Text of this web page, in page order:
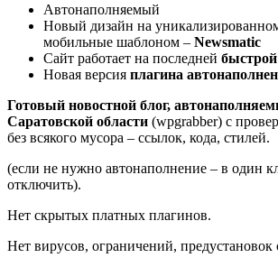
Автонаполняемый
Новый дизайн на
мобильные шаблоном – Newsmatic
Сайт работает на последней
Новая версия плагина
Готовый новостной блог,
Саратовской области (wpgrabber) с
без всякого мусора – ссылок, кода, стилей.
(если не нужно автонаполнение – в один
отключить).
Нет скрытых платных плагинов.
Нет вирусов, ограничений,